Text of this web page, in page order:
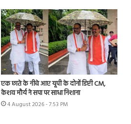
एक छाते के नीचे आए यूपी के दोनों डिप्टी CM,
केशव मौर्य ने सपा पर साधा निशाना
4 August 2026 - 7:53 PM